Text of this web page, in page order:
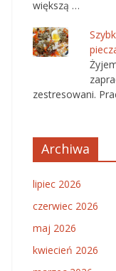
większą …
zestresowani.
Archiwa
lipiec 2026
czerwiec 2026
maj 2026
kwiecień 2026